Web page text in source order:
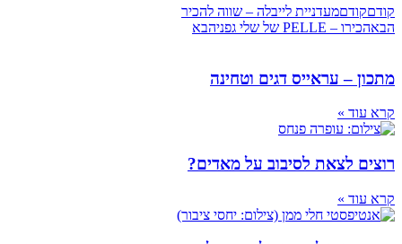
קודםקודםמעדניית לייבלה – שווה להכיר
הבאהכירו – PELLE של שלי גפני הבא
מתכון – עראייס דגים וטחינה
קרא עוד »
רוצים לצאת לסיבוב על מאדים?
קרא עוד »